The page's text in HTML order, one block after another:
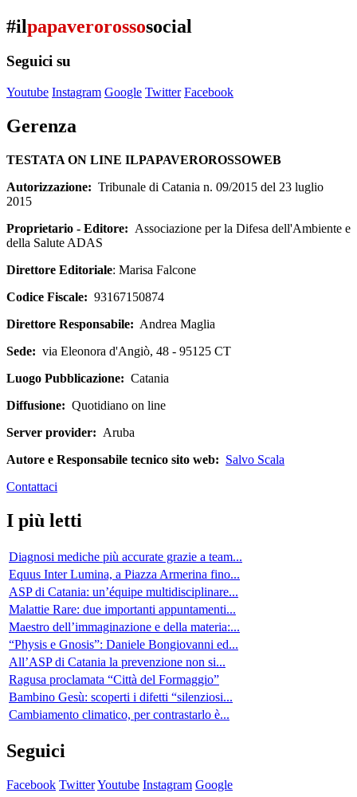
#ilpapaverorossosocial
Seguici su
Youtube Instagram Google Twitter Facebook
Gerenza
TESTATA ON LINE ILPAPAVEROROSSOWEB
Autorizzazione: Tribunale di Catania n. 09/2015 del 23 luglio
2015
Proprietario - Editore: Associazione per la Difesa dell'Ambiente e
della Salute ADAS
Direttore Editoriale: Marisa Falcone
Codice Fiscale: 93167150874
Direttore Responsabile: Andrea Maglia
Sede: via Eleonora d'Angiò, 48 - 95125 CT
Luogo Pubblicazione: Catania
Diffusione: Quotidiano on line
Server provider: Aruba
Autore e Responsabile tecnico sito web: Salvo Scala
Contattaci
I più letti
Diagnosi mediche più accurate grazie a team...
Equus Inter Lumina, a Piazza Armerina fino...
ASP di Catania: un’équipe multidisciplinare...
Malattie Rare: due importanti appuntamenti...
Maestro dell’immaginazione e della materia:...
“Physis e Gnosis”: Daniele Bongiovanni ed...
All’ASP di Catania la prevenzione non si...
Ragusa proclamata “Città del Formaggio”
Bambino Gesù: scoperti i difetti “silenziosi...
Cambiamento climatico, per contrastarlo è...
Seguici
Facebook TwitterYoutube Instagram Google